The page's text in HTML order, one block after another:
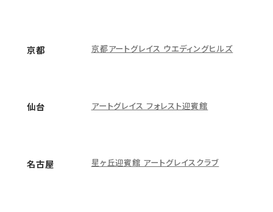
京都 京都アートグレイス ウエディングヒルズ
仙台 アートグレイス フォレスト迎賓館
名古屋 星ヶ丘迎賓館 アートグレイスクラブ